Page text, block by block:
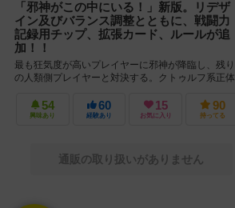
「邪神がこの中にいる！」新版。リデザ
イン及びバランス調整とともに、戦闘力
記録用チップ、拡張カード、ルールが追
加！！
最も狂気度が高いプレイヤーに邪神が降臨し、残り
の人類側プレイヤーと対決する。クトゥルフ系正体
復活。 カードのリデザイン、ゲーム...
54
興味あり
60
経験あり
15
お気に入り
90
持ってる
通販の取り扱いがありません